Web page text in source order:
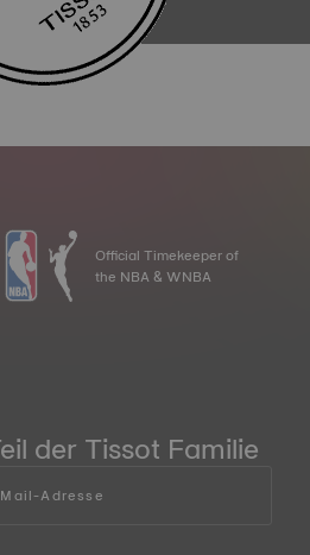
Official Timekeeper of
the NBA & WNBA
der Tissot Familie
Adresse